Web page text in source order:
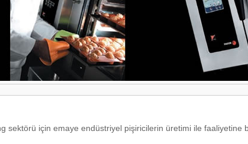
sektörü için emaye endüstriyel pişiricilerin üretimi ile faaliyetine